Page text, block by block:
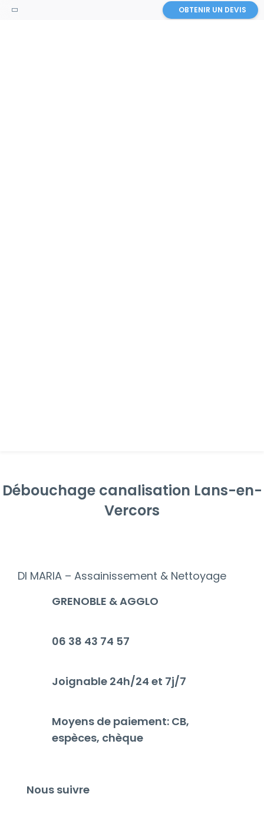
OBTENIR UN DEVIS
Débouchage canalisation Lans-en-
Vercors
DI MARIA – Assainissement & Nettoyage
GRENOBLE & AGGLO
06 38 43 74 57
Joignable 24h/24 et 7j/7
Moyens de paiement: CB,
espèces, chèque
Nous suivre